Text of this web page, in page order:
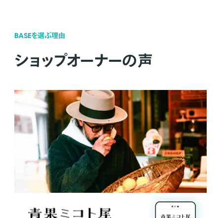
BASEを選ぶ理由
ショップオーナーの声